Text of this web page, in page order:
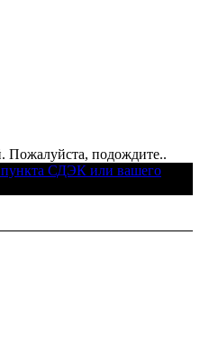
Пожалуйста, подождите..
пункта СДЭК или вашего